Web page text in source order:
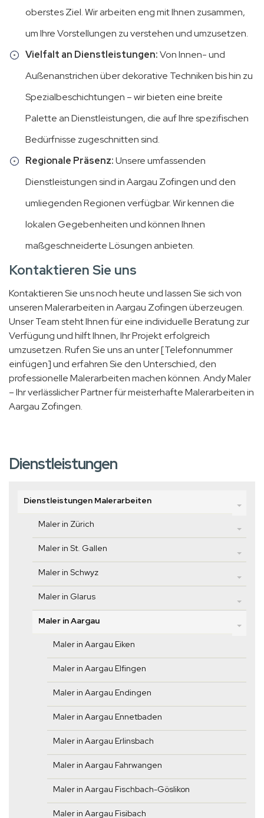
oberstes Ziel. Wir arbeiten eng mit Ihnen zusammen,
um Ihre Vorstellungen zu verstehen und umzusetzen.
Vielfalt an Dienstleistungen:Von Innen- und
Außenanstrichen über dekorative Techniken bis hin zu
Spezialbeschichtungen – wir bieten eine breite
Palette an Dienstleistungen, die auf Ihre spezifischen
Bedürfnisse zugeschnitten sind.
Regionale Präsenz:Unsere umfassenden
Dienstleistungen sind in Aargau Zofingen und den
umliegenden Regionen verfügbar. Wir kennen die
lokalen Gegebenheiten und können Ihnen
maßgeschneiderte Lösungen anbieten.
Kontaktieren Sie uns
Kontaktieren Sie uns noch heute und lassen Sie sich von
unseren Malerarbeiten in Aargau Zofingen überzeugen.
Unser Team steht Ihnen für eine individuelle Beratung zur
Verfügung und hilft Ihnen, Ihr Projekt erfolgreich
umzusetzen. Rufen Sie uns an unter [Telefonnummer
einfügen] und erfahren Sie den Unterschied, den
professionelle Malerarbeiten machen können. Andy Maler
– Ihr verlässlicher Partner für meisterhafte Malerarbeiten in
Aargau Zofingen.
Dienstleistungen
Dienstleistungen Malerarbeiten
Maler in Zürich
Maler in St. Gallen
Maler in Schwyz
Maler in Glarus
Maler in Aargau
Maler in Aargau Eiken
Maler in Aargau Elfingen
Maler in Aargau Endingen
Maler in Aargau Ennetbaden
Maler in Aargau Erlinsbach
Maler in Aargau Fahrwangen
Maler in Aargau Fischbach-Göslikon
Maler in Aargau Fisibach